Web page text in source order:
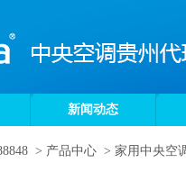
新闻动态
> 产品中心 > 家用中央空